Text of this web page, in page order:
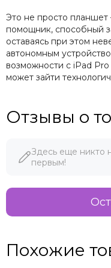
Это не просто
помощник, способный
оставаясь при этом
автономным
возможности с iPad
может зайти
Отзывы о
Здесь еще никто
первым!
Похожие